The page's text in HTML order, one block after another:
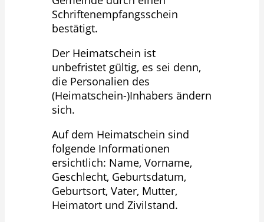
Schriftenempfangsschein
bestätigt.
Der Heimatschein ist
unbefristet gültig, es sei denn,
die Personalien des
(Heimatschein-)Inhabers ändern
sich.
Auf dem Heimatschein sind
folgende Informationen
ersichtlich: Name, Vorname,
Geschlecht, Geburtsdatum,
Geburtsort, Vater, Mutter,
Heimatort und Zivilstand.